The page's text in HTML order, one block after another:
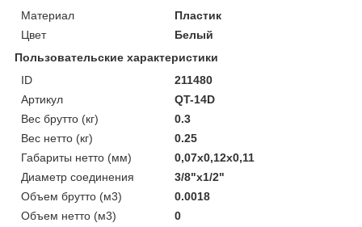
Материал
Пластик
Цвет
Белый
Пользовательские характеристики
ID
211480
Артикул
QT-14D
Вес брутто (кг)
0.3
Вес нетто (кг)
0.25
Габариты нетто (мм)
0,07x0,12x0,11
Диаметр соединения
3/8"x1/2"
Объем брутто (м3)
0.0018
Объем нетто (м3)
0